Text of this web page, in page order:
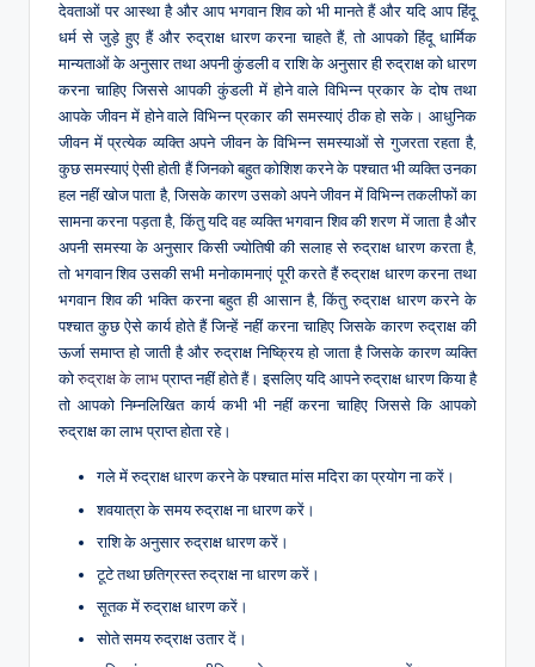
देवताओं पर आस्था है और आप भगवान शिव को भी मानते हैं और यदि आप हिंदू
धर्म से जुड़े हुए हैं और रुद्राक्ष धारण करना चाहते हैं, तो आपको हिंदू धार्मिक
मान्यताओं के अनुसार तथा अपनी कुंडली व राशि के अनुसार ही रुद्राक्ष को धारण
करना चाहिए जिससे आपकी कुंडली में होने वाले विभिन्न प्रकार के दोष तथा
आपके जीवन में होने वाले विभिन्न प्रकार की समस्याएं ठीक हो सके। आधुनिक
जीवन में प्रत्येक व्यक्ति अपने जीवन के विभिन्न समस्याओं से गुजरता रहता है,
कुछ समस्याएं ऐसी होती हैं जिनको बहुत कोशिश करने के पश्चात भी व्यक्ति उनका
हल नहीं खोज पाता है, जिसके कारण उसको अपने जीवन में विभिन्न तकलीफों का
सामना करना पड़ता है, किंतु यदि वह व्यक्ति भगवान शिव की शरण में जाता है और
अपनी समस्या के अनुसार किसी ज्योतिषी की सलाह से रुद्राक्ष धारण करता है,
तो भगवान शिव उसकी सभी मनोकामनाएं पूरी करते हैं रुद्राक्ष धारण करना तथा
भगवान शिव की भक्ति करना बहुत ही आसान है, किंतु रुद्राक्ष धारण करने के
पश्चात कुछ ऐसे कार्य होते हैं जिन्हें नहीं करना चाहिए जिसके कारण रुद्राक्ष की
ऊर्जा समाप्त हो जाती है और रुद्राक्ष निष्क्रिय हो जाता है जिसके कारण व्यक्ति
कोरुद्राक्ष के लाभप्राप्त नहीं होते हैं। इसलिए यदि आपने रुद्राक्ष धारण किया है
तो आपको निम्नलिखित कार्य कभी भी नहीं करना चाहिए जिससे कि आपको
रुद्राक्ष का लाभ प्राप्त होता रहे।
गले में रुद्राक्ष धारण करने के पश्चात मांस मदिरा का प्रयोग ना करें।
शवयात्रा के समय रुद्राक्ष ना धारण करें।
राशि के अनुसार रुद्राक्ष धारण करें।
टूटे तथा छतिग्रस्त रुद्राक्ष ना धारण करें।
सूतक में रुद्राक्ष धारण करें।
सोते समय रुद्राक्ष उतार दें।